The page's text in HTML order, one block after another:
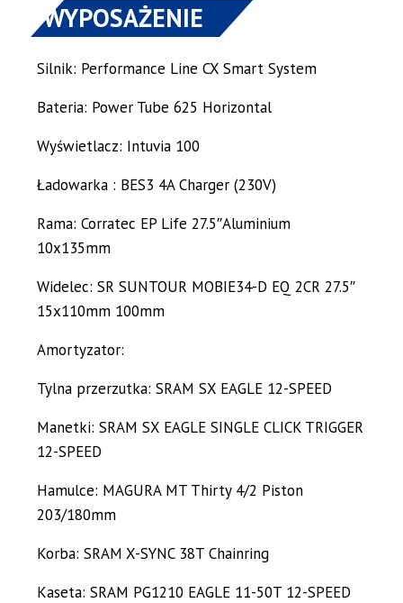
WYPOSAŻENIE
Silnik: Performance Line CX Smart System
Bateria: Power Tube 625 Horizontal
Wyświetlacz: Intuvia 100
Ładowarka : BES3 4A Charger (230V)
Rama: Corratec EP Life 27.5″Aluminium
10x135mm
Widelec: SR SUNTOUR MOBIE34-D EQ 2CR 27.5″
15x110mm 100mm
Amortyzator:
Tylna przerzutka: SRAM SX EAGLE 12-SPEED
Manetki: SRAM SX EAGLE SINGLE CLICK TRIGGER
12-SPEED
Hamulce: MAGURA MT Thirty 4/2 Piston
203/180mm
Korba: SRAM X-SYNC 38T Chainring
Kaseta: SRAM PG1210 EAGLE 11-50T 12-SPEED